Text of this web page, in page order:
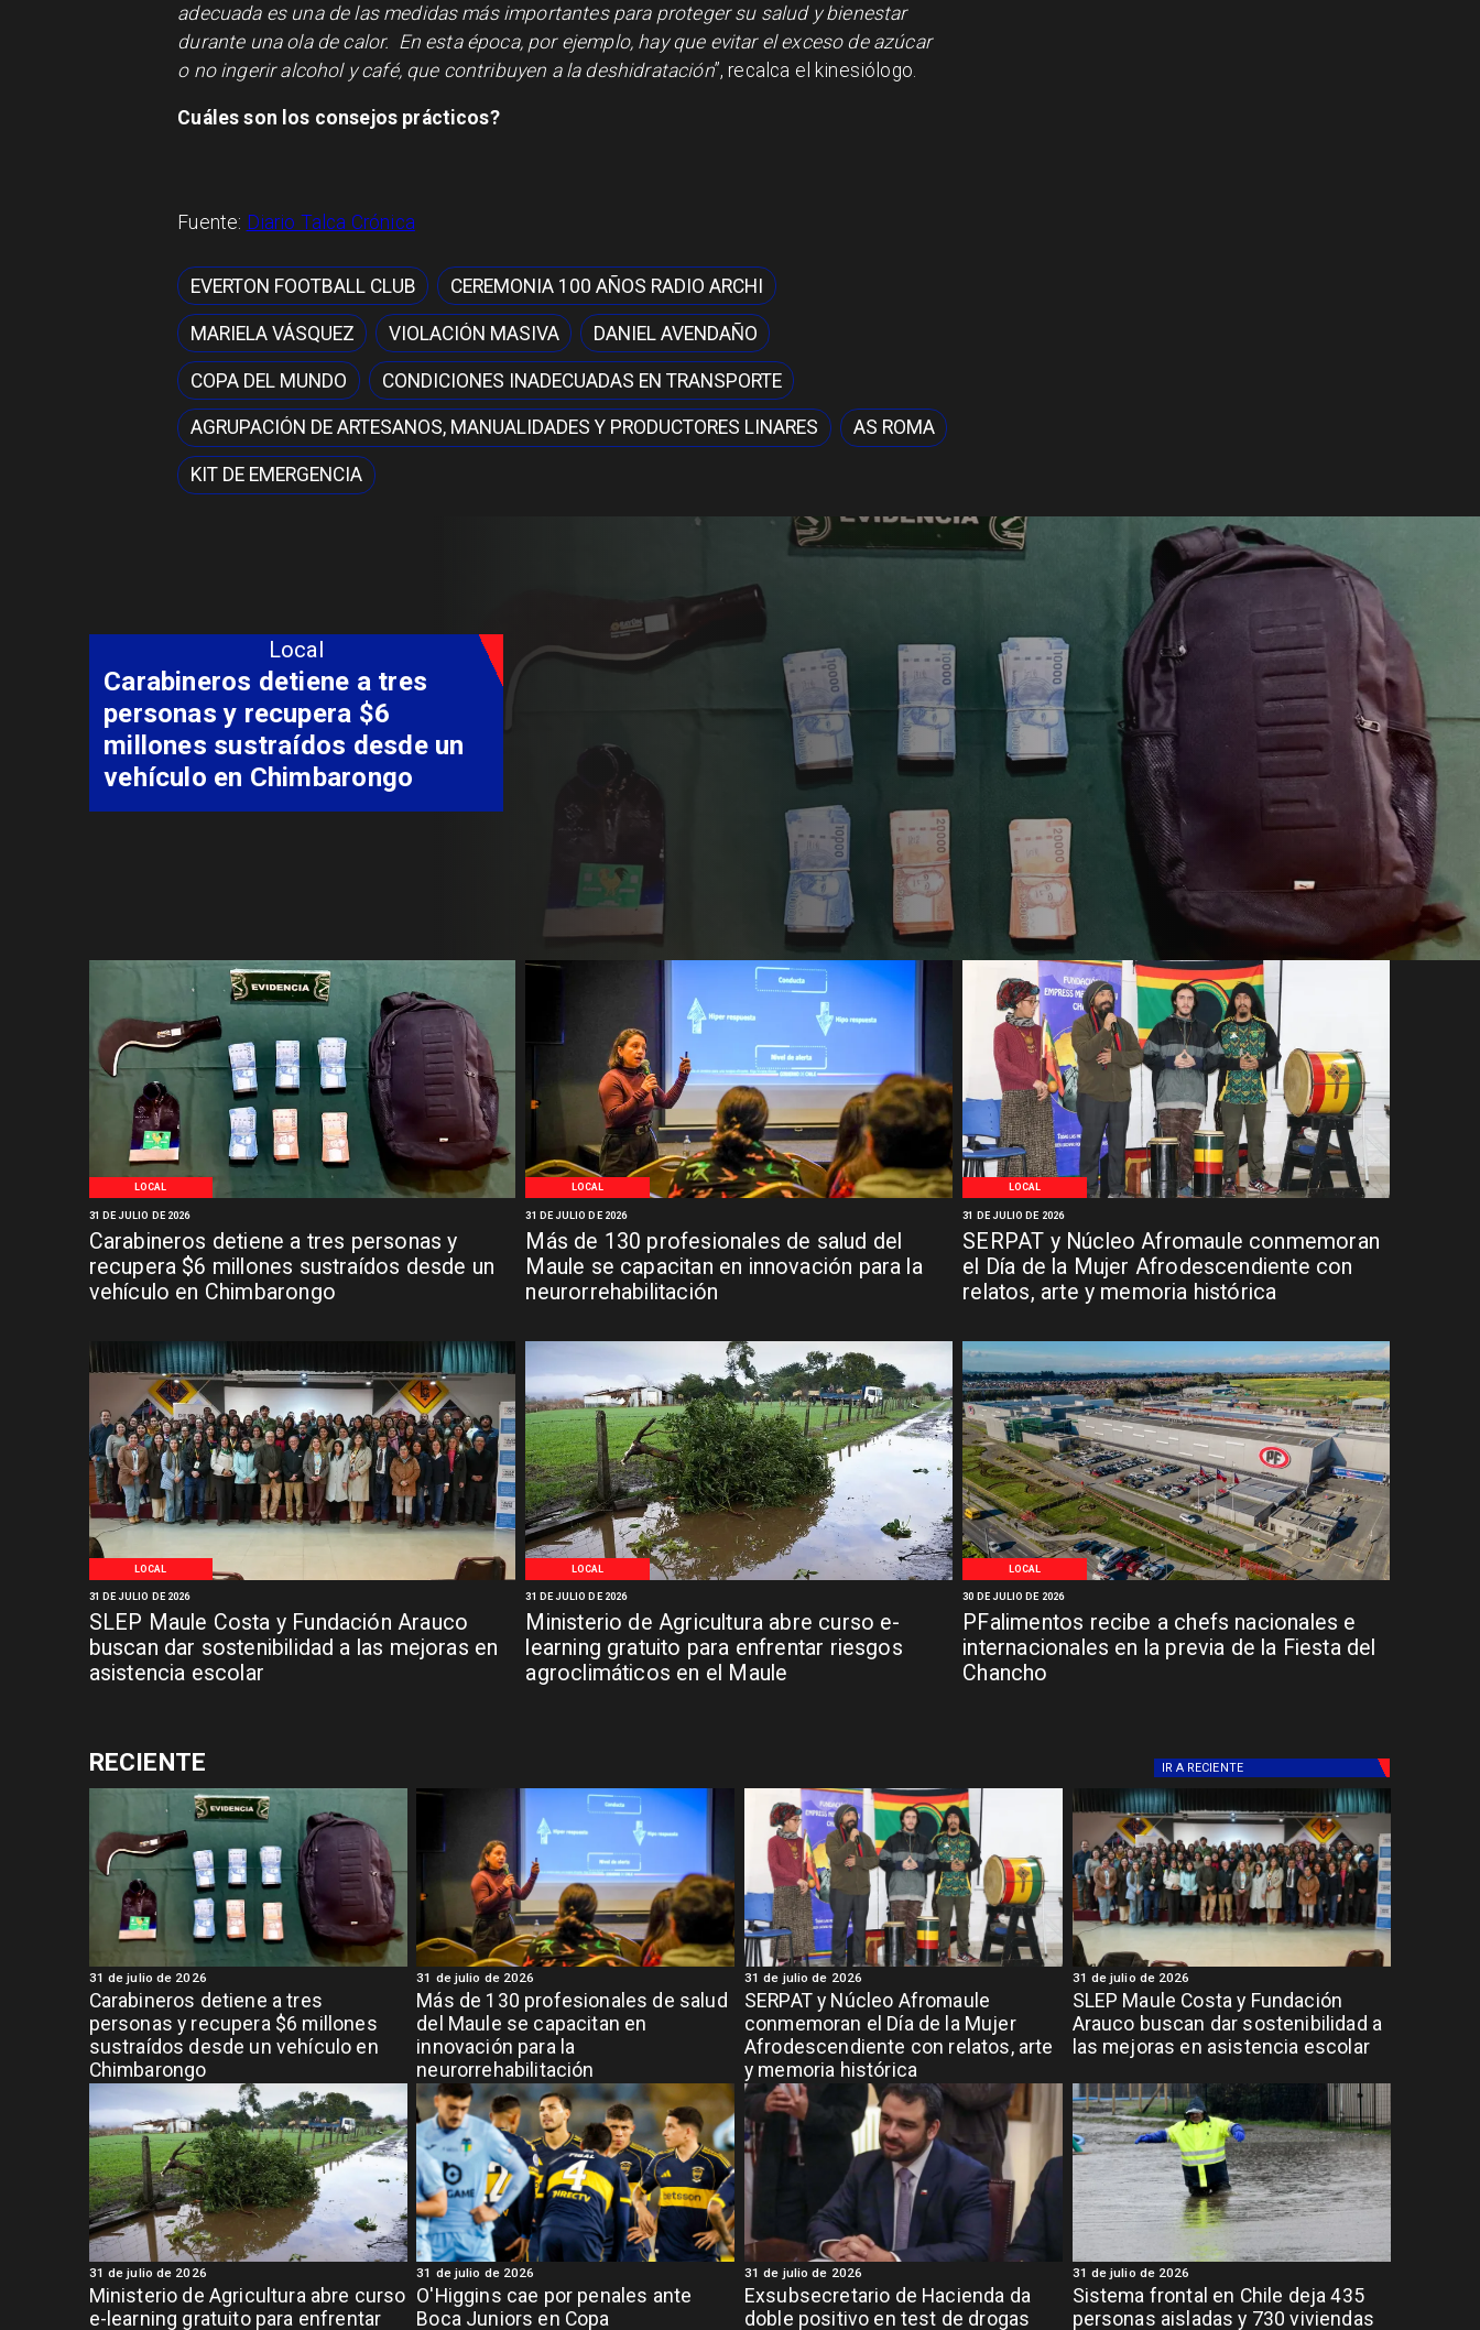
adecuada es una de las medidas más importantes para proteger su salud y bienestar
durante una ola de calor. En esta época, por ejemplo, hay que evitar el exceso de azúcar
o no ingerir alcohol y café, que contribuyen a la deshidratación”, recalca el kinesiólogo.
Cuáles son los consejos prácticos?
Fuente: Diario Talca Crónica
EVERTON FOOTBALL CLUB CEREMONIA 100 AÑOS RADIO ARCHI
MARIELA VÁSQUEZ VIOLACIÓN MASIVA DANIEL AVENDAÑO
COPA DEL MUNDO CONDICIONES INADECUADAS EN TRANSPORTE
AGRUPACIÓN DE ARTESANOS, MANUALIDADES Y PRODUCTORES LINARES AS ROMA
KIT DE EMERGENCIA
LOCAL
Carabineros detiene a tres personas y
recupera $6 millones sustraídos desde un
vehículo en Chimbarongo
31 DE JULIO DE 2026
LOCAL
Más de 130 profesionales de salud del
Maule se capacitan en innovación para la
neurorrehabilitación
31 DE JULIO DE 2026
LOCAL
SERPAT y Núcleo Afromaule conmemoran
el Día de la Mujer Afrodescendiente con
relatos, arte y memoria histórica
31 DE JULIO DE 2026
LOCAL
SLEP Maule Costa y Fundación Arauco
buscan dar sostenibilidad a las mejoras en
asistencia escolar
31 DE JULIO DE 2026
LOCAL
Ministerio de Agricultura abre curso e-
learning gratuito para enfrentar riesgos
agroclimáticos en el Maule
31 DE JULIO DE 2026
LOCAL
PFalimentos recibe a chefs nacionales e
internacionales en la previa de la Fiesta del
Chancho
30 DE JULIO DE 2026
Local
Más de 130 profesionales de
salud del Maule se capacitan
en innovación para la
neurorrehabilitación
RECIENTE IR A RECIENTE
Carabineros detiene a tres
personas y recupera $6 millones
sustraídos desde un vehículo en
Chimbarongo
31 de julio de 2026
Más de 130 profesionales de salud
del Maule se capacitan en
innovación para la
neurorrehabilitación
31 de julio de 2026
SERPAT y Núcleo Afromaule
conmemoran el Día de la Mujer
Afrodescendiente con relatos, arte
y memoria histórica
31 de julio de 2026
SLEP Maule Costa y Fundación
Arauco buscan dar sostenibilidad a
las mejoras en asistencia escolar
31 de julio de 2026
Ministerio de Agricultura abre curso
e-learning gratuito para enfrentar
31 de julio de 2026
O'Higgins cae por penales ante
Boca Juniors en Copa
31 de julio de 2026
Exsubsecretario de Hacienda da
doble positivo en test de drogas
31 de julio de 2026
Sistema frontal en Chile deja 435
personas aisladas y 730 viviendas
31 de julio de 2026